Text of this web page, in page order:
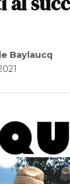
Baylaucq